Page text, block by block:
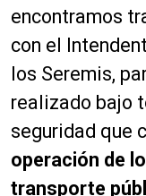
encontramos
con el
los Seremis,
realizado bajo
seguridad que
operación de
transporte